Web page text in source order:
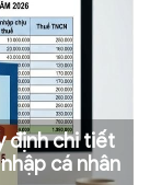
định chi tiết
cá nhân